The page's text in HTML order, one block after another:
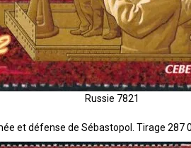
Russie 7821
et défense de Sébastopol. Tirage 287